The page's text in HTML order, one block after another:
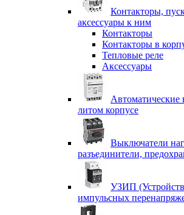
Контакторы,
аксессуары к ним
Контакторы
Контакторы в
Тепловые реле
Аксессуары
Автоматические
литом корпусе
Выключатели
разъединители,
УЗИП
импульсных